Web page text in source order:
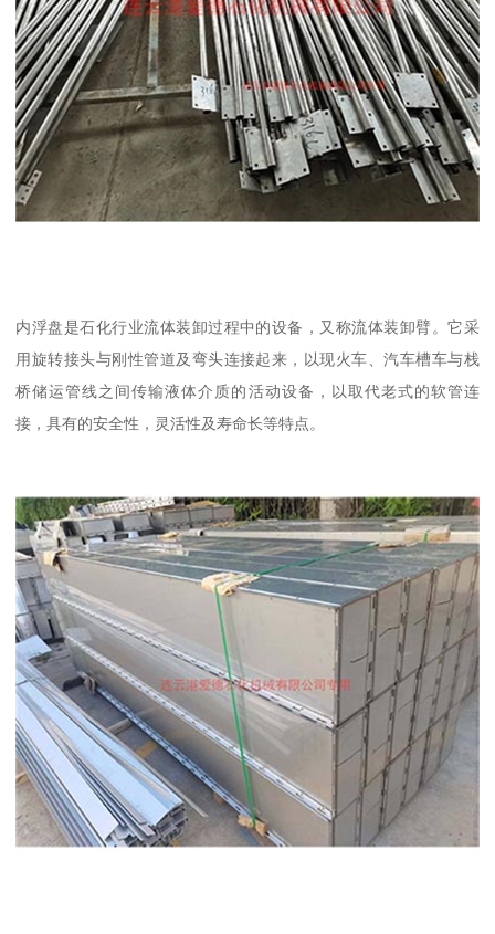
内浮盘是石化行业流体装卸过程中的设备，又称流体装卸臂。它采
用旋转接头与刚性管道及弯头连接起来，以现火车、汽车槽车与栈
桥储运管线之间传输液体介质的活动设备，以取代老式的软管连
接，具有的安全性，灵活性及寿命长等特点。